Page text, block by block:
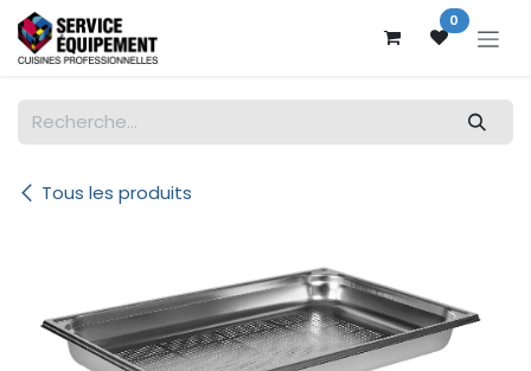
Se rendre au contenu 0
Tous les produits